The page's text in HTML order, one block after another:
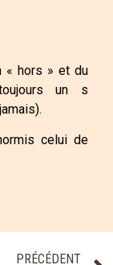
« hors » et du
un s
celui de
PRÉCÉDENT